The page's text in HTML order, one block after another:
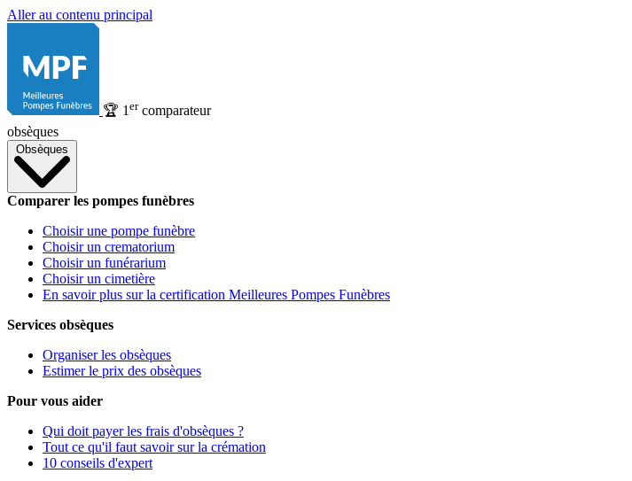
Aller au contenu principal
🏆 1 ercomparateur
obsèques
Obsèques
Comparer les pompes funèbres
Choisir une pompe funèbre
Choisir un crematorium
Choisir un funérarium
Choisir un cimetière
En savoir plus sur la certification Meilleures Pompes Funèbres
Services obsèques
Organiser les obsèques
Estimer le prix des obsèques
Pour vous aider
Qui doit payer les frais d'obsèques ?
Tout ce qu'il faut savoir sur la crémation
10 conseils d'expert